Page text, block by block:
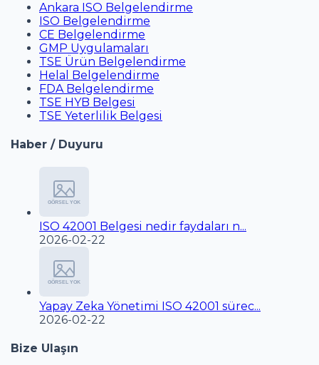
Ankara ISO Belgelendirme
ISO Belgelendirme
CE Belgelendirme
GMP Uygulamaları
TSE Ürün Belgelendirme
Helal Belgelendirme
FDA Belgelendirme
TSE HYB Belgesi
TSE Yeterlilik Belgesi
Haber / Duyuru
ISO 42001 Belgesi nedir faydaları n...
2026-02-22
Yapay Zeka Yönetimi ISO 42001 sürec...
2026-02-22
Bize Ulaşın